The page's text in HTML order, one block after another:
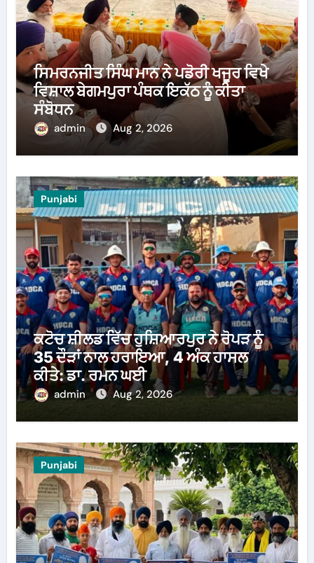
ਸਿਮਰਨਜੀਤ ਸਿੰਘ ਮਾਨ ਨੇ ਪਡੋਰੀ ਖਜੂਰ ਵਿਖੇ
ਵਿਸ਼ਾਲ ਬੇਗਮਪੁਰਾ ਪੰਥਕ ਇਕੱਠ ਨੂੰ ਕੀਤਾ
ਸੰਬੋਧਨ
admin Aug 2, 2026
Punjabi
ਕਟੋਚ ਸ਼ੀਲਡ ਵਿੱਚ ਹੁਸ਼ਿਆਰਪੁਰ ਨੇ ਰੋਪੜ ਨੂੰ
35 ਦੌੜਾਂ ਨਾਲ ਹਰਾਇਆ, 4 ਅੰਕ ਹਾਸਲ
ਕੀਤੇ: ਡਾ. ਰਮਨ ਘਈ
admin Aug 2, 2026
Punjabi